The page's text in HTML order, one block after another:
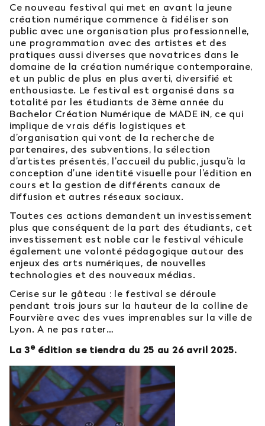
Ce nouveau festival qui met en avant la jeune
création numérique commence à fidéliser son
public avec une organisation plus professionnelle,
une programmation avec des artistes et des
pratiques aussi diverses que novatrices dans le
domaine de la création numérique contemporaine,
et un public de plus en plus averti, diversifié et
enthousiaste. Le festival est organisé dans sa
totalité par les étudiants de 3ème année du
Bachelor Création Numérique de MADE iN, ce qui
implique de vrais défis logistiques et
d’organisation qui vont de la recherche de
partenaires, des subventions, la sélection
d’artistes présentés, l’accueil du public, jusqu’à la
conception d’une identité visuelle pour l’édition en
cours et la gestion de différents canaux de
diffusion et autres réseaux sociaux.
Toutes ces actions demandent un investissement
plus que conséquent de la part des étudiants, cet
investissement est noble car le festival véhicule
également une volonté pédagogique autour des
enjeux des arts numériques, de nouvelles
technologies et des nouveaux médias.
Cerise sur le gâteau : le festival se déroule
pendant trois jours sur la hauteur de la colline de
Fourvière avec des vues imprenables sur la ville de
Lyon. A ne pas rater…
La 3eédition se tiendra du 25 au 26 avril 2025.
Orientation : vous ne trouvez
pas votre réponse ?
Contactez notre service orientation
04 81 92 60 83